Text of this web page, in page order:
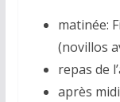
matinée:
(novillos
repas de
après